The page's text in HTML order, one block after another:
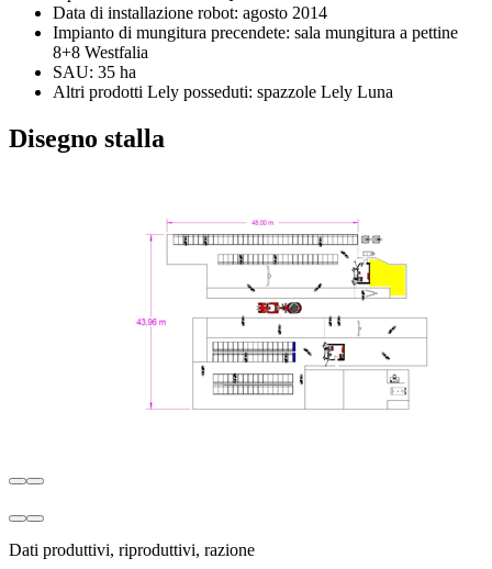
Data di installazione robot: agosto 2014
Impianto di mungitura precendete: sala mungitura a pettine
8+8 Westfalia
SAU: 35 ha
Altri prodotti Lely posseduti: spazzole Lely Luna
Disegno stalla
Dati produttivi, riproduttivi, razione